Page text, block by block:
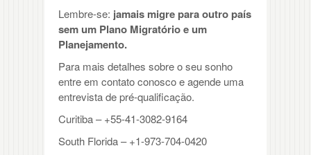
Lembre-se: jamais migre para outro país
sem um Plano Migratório e um
Planejamento.
Para mais detalhes sobre o seu sonho
entre em contato conosco e agende uma
entrevista de pré-qualificação.
Curitiba – +55-41-3082-9164
South Florida – +1-973-704-0420